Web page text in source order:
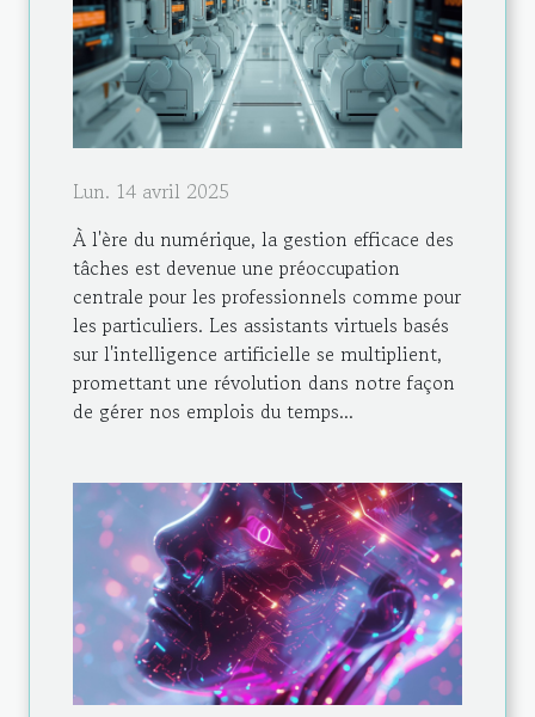
Lun. 14 avril 2025
À l'ère du numérique, la gestion efficace des
tâches est devenue une préoccupation
centrale pour les professionnels comme pour
les particuliers. Les assistants virtuels basés
sur l'intelligence artificielle se multiplient,
promettant une révolution dans notre façon
de gérer nos emplois du temps...